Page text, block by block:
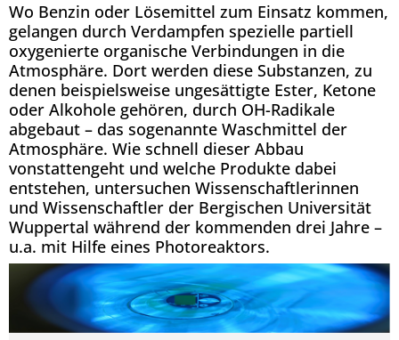
Wo Benzin oder Lösemittel zum Einsatz kommen,
gelangen durch Verdampfen spezielle partiell
oxygenierte organische Verbindungen in die
Atmosphäre. Dort werden diese Substanzen, zu
denen beispielsweise ungesättigte Ester, Ketone
oder Alkohole gehören, durch OH-Radikale
abgebaut – das sogenannte Waschmittel der
Atmosphäre. Wie schnell dieser Abbau
vonstattengeht und welche Produkte dabei
entstehen, untersuchen Wissenschaftlerinnen
und Wissenschaftler der Bergischen Universität
Wuppertal während der kommenden drei Jahre –
u.a. mit Hilfe eines Photoreaktors.